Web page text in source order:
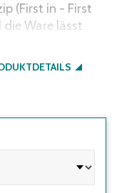
(First in - First
Ware lässt
wird, ist dies im